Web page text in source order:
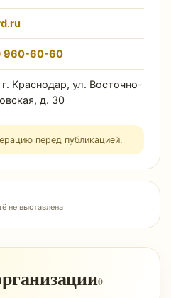
960-60-60
Краснодар, ул. Восточно-
д. 30
перед публикацией.
не выставлена
0